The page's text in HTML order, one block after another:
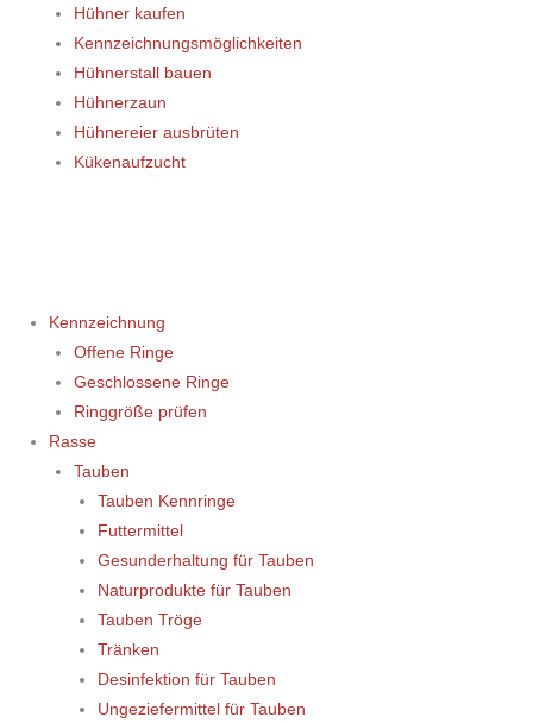
Hühner kaufen
Kennzeichnungsmöglichkeiten
Hühnerstall bauen
Hühnerzaun
Hühnereier ausbrüten
Kükenaufzucht
Kennzeichnung
Offene Ringe
Geschlossene Ringe
Ringgröße prüfen
Rasse
Tauben
Tauben Kennringe
Futtermittel
Gesunderhaltung für Tauben
Naturprodukte für Tauben
Tauben Tröge
Tränken
Desinfektion für Tauben
Ungeziefermittel für Tauben